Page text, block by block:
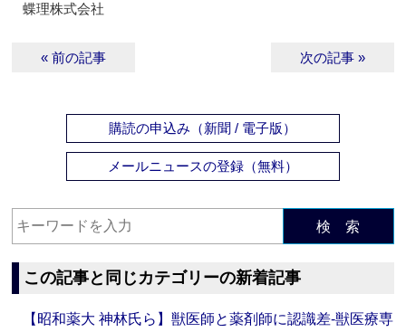
蝶理株式会社
« 前の記事 次の記事 »
購読の申込み（新聞 / 電子版）
メールニュースの登録（無料）
検 索
この記事と同じカテゴリーの新着記事
【昭和薬大 神林氏ら】獣医師と薬剤師に認識差‐獣医療専